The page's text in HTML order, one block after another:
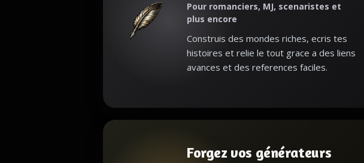
Pour romanciers, MJ, scenaristes et
plus encore
Construis des mondes riches, ecris tes
histoires et relie le tout grace a des liens
avances et des references faciles.
Forgez vos générateurs